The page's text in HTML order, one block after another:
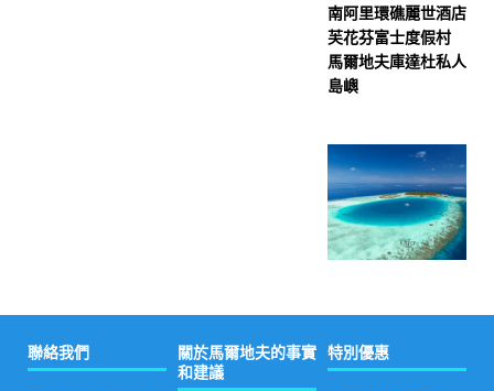
南阿里環礁麗世酒店
芙花芬富士度假村
馬爾地夫庫達杜私人
島嶼
聯絡我們
關於馬爾地夫的事實
和建議
特別優惠